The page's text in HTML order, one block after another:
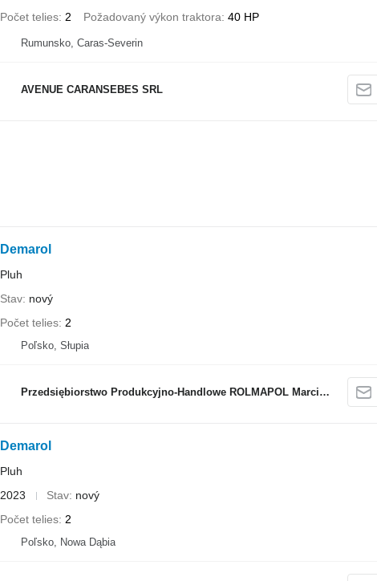
Počet telies 2 Požadovaný výkon traktora 40 HP
Rumunsko, Caras-Severin
AVENUE CARANSEBES SRL
Demarol
Pluh
Stav nový
Počet telies 2
Poľsko, Słupia
Przedsiębiorstwo Produkcyjno-Handlowe ROLMAPOL Marcin Dziekan
Demarol
Pluh
2023
Stav nový
Počet telies 2
Poľsko, Nowa Dąbia